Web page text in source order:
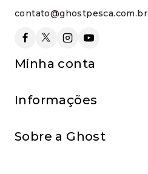
contato@ghostpesca.com.br
Minha conta
Informações
Sobre a Ghost